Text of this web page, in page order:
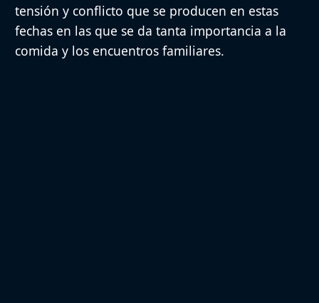
tensión y conflicto que se producen en estas
fechas en las que se da tanta importancia a la
comida y los encuentros familiares.